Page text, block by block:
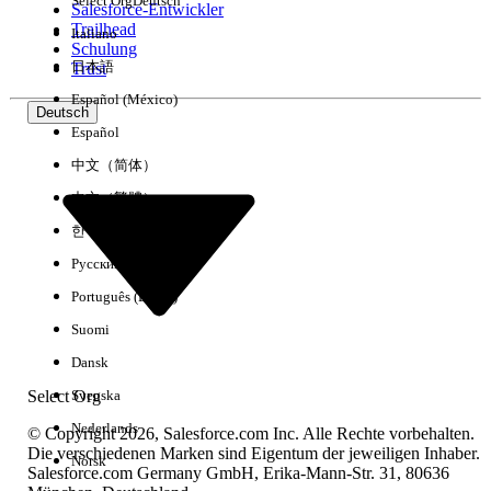
Erfahrung
Keine Ergebnisse
Salesforce-Entwickler
Trailhead
Schulung
Trust
Deutsch
Select Org
Italiano
日本語
Español (México)
Español
中文（简体）
中文（繁體）
한국어
Русский
Português (Brasil)
Suomi
Dansk
Svenska
Nederlands
Norsk
© Copyright 2026, Salesforce.com Inc. Alle Rechte vorbehalten.
Die verschiedenen Marken sind Eigentum der jeweiligen Inhaber.
Salesforce.com Germany GmbH, Erika-Mann-Str. 31, 80636